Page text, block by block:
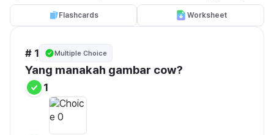
Flashcards Worksheet
# 1 Multiple Choice
Yang manakah gambar cow?
1